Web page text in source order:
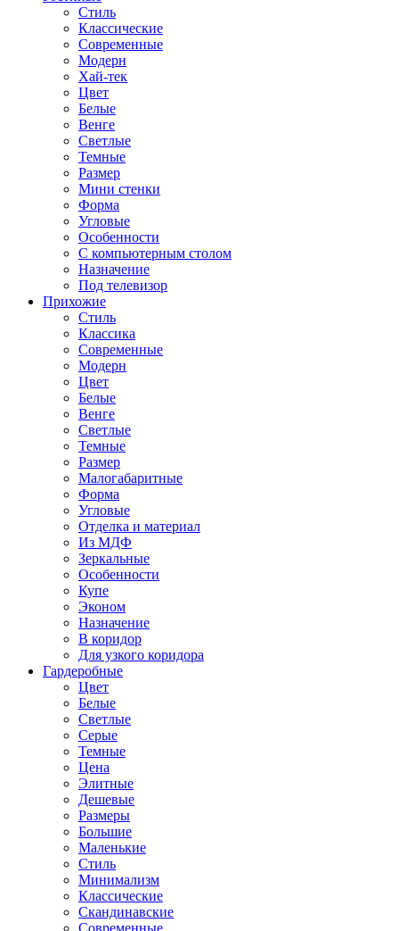
Стиль
Классические
Современные
Модерн
Хай-тек
Цвет
Белые
Венге
Светлые
Темные
Размер
Мини стенки
Форма
Угловые
Особенности
С компьютерным столом
Назначение
Под телевизор
Прихожие
Стиль
Классика
Современные
Модерн
Цвет
Белые
Венге
Светлые
Темные
Размер
Малогабаритные
Форма
Угловые
Отделка и материал
Из МДФ
Зеркальные
Особенности
Купе
Эконом
Назначение
В коридор
Для узкого коридора
Гардеробные
Цвет
Белые
Светлые
Серые
Темные
Цена
Элитные
Дешевые
Размеры
Большие
Маленькие
Стиль
Минимализм
Классические
Скандинавские
Современные